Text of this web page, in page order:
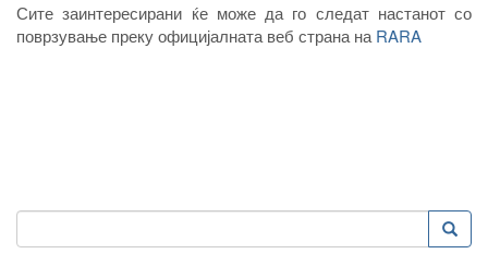
Сите заинтересирани ќе може да го следат настанот со
поврзување преку официјалната веб страна на RARA
Search
Пребарување